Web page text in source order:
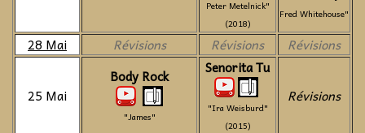
Peter Metelnick"
(2018)
Fred Whitehouse"
28 Mai Révisions Révisions Révisions
25 Mai
Body Rock
"James"
Senorita Tu
"Ira Weisburd"
(2015)
Révisions